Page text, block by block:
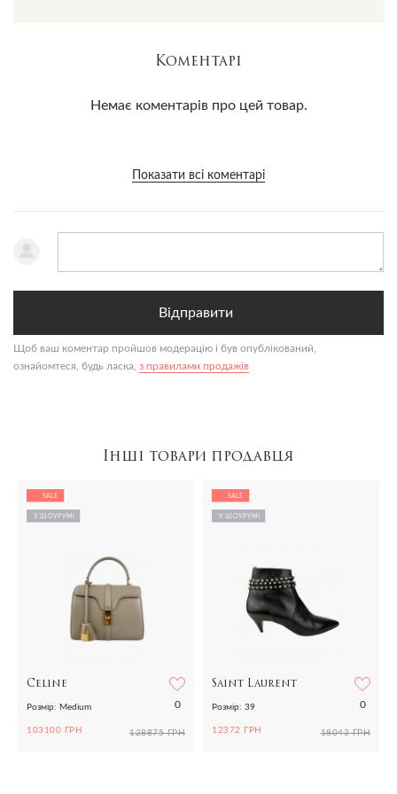
Коментарі
Немає коментарів про цей товар.
Показати всі коментарі
Відправити
Щоб ваш коментар пройшов модерацію і був опублікований,
ознайомтеся, будь ласка, з правилами продажів
Інші товари продавця
SALE
У ШОУРУМІ
Celine
0
Розмір: Medium
103100 ГРН 128875 ГРН
SALE
У ШОУРУМІ
Saint Laurent
0
Розмір: 39
12372 ГРН 18043 ГРН